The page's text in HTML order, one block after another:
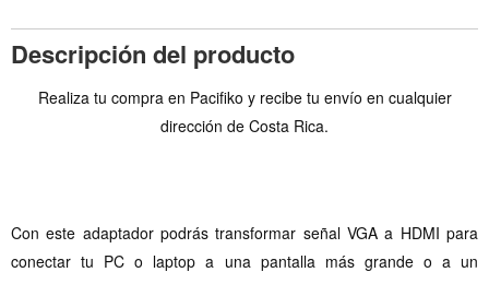
Descripción del producto
Realiza tu compra en Pacifiko y recibe tu envío en cualquier
dirección de Costa Rica.
Con este adaptador podrás transformar señal VGA a HDMI para
conectar tu PC o laptop a una pantalla más grande o a un